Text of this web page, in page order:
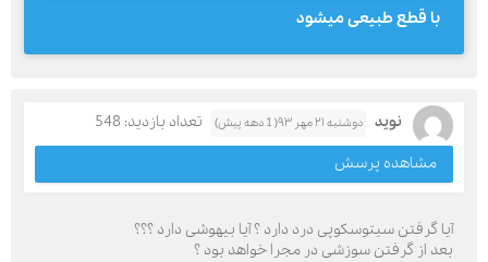
با قطع طبیعی میشود
نوید دوشنبه ۲۱ مهر ۹۳( 1 دهه پیش)
تعداد بازدید: 548
مشاهده پرسش
آیا گرفتن سیتوسکوپی درد دارد ؟ آیا بیهوشی دارد ؟؟؟
بعد از گرفتن سوزشی در مجرا خواهد بود ؟